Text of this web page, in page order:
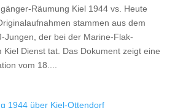
Räumung Kiel 1944 vs. Heute
stammen aus dem
Jungen, der bei der Marine-Flak-
Kiel Dienst tat. Das Dokument zeigt eine
vom 18....